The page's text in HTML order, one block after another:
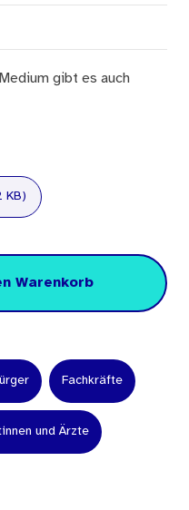
gibt es auch
KB)
Warenkorb
Fachkräfte
und Ärzte